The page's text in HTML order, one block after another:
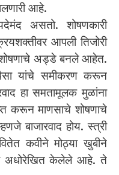
आहे.
असतो. शोषणकारी
आपली तिजोरी
शोषणाचे अड्डे बनले आहेत.
यांचे समीकरण करून
हा समतामूलक मुळांना
करून माणसाचे शोषणाचे
बाजारवाद होय. स्त्री
कवीने मोठ्या खुबीने
अधोरेखित केलेले आहे. ते